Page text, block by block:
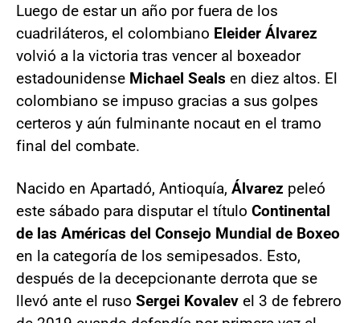
Luego de estar un año por fuera de los
cuadriláteros, el colombiano Eleider Álvarez
volvió a la victoria tras vencer al boxeador
estadounidense Michael Seals en diez altos. El
colombiano se impuso gracias a sus golpes
certeros y aún fulminante nocaut en el tramo
final del combate.
Nacido en Apartadó, Antioquía, Álvarez peleó
este sábado para disputar el título Continental
de las Américas del Consejo Mundial de Boxeo
en la categoría de los semipesados. Esto,
después de la decepcionante derrota que se
llevó ante el ruso Sergei Kovalev el 3 de febrero